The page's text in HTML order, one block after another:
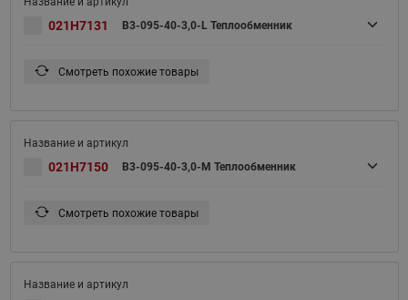
021H7131 B3-095-40-3,0-L Теплообменник
Смотреть похожие товары
021H7150 B3-095-40-3,0-M Теплообменник
Смотреть похожие товары